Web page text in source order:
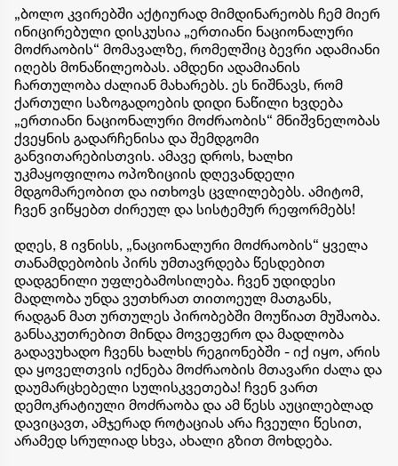
„ბოლო კვირებში აქტიურად მიმდინარეობს ჩემ მიერ
ინიცირებული დისკუსია „ერთიანი ნაციონალური
მოძრაობის“ მომავალზე, რომელშიც ბევრი ადამიანი
იღებს მონაწილეობას. ამდენი ადამიანის
ჩართულობა ძალიან მახარებს. ეს ნიშნავს, რომ
ქართული საზოგადოების დიდი ნაწილი ხვდება
„ერთიანი ნაციონალური მოძრაობის“ მნიშვნელობას
ქვეყნის გადარჩენისა და შემდგომი
განვითარებისთვის. ამავე დროს, ხალხი
უკმაყოფილოა ოპოზიციის დღევანდელი
მდგომარეობით და ითხოვს ცვლილებებს. ამიტომ,
ჩვენ ვიწყებთ ძირეულ და სისტემურ რეფორმებს!
დღეს, 8 ივნისს, „ნაციონალური მოძრაობის“ ყველა
თანამდებობის პირს უმთავრდება წესდებით
დადგენილი უფლებამოსილება. ჩვენ უდიდესი
მადლობა უნდა ვუთხრათ თითოეულ მათგანს,
რადგან მათ ურთულეს პირობებში მოუწიათ მუშაობა.
განსაკუთრებით მინდა მოვეფერო და მადლობა
გადავუხადო ჩვენს ხალხს რეგიონებში - იქ იყო, არის
და ყოველთვის იქნება მოძრაობის მთავარი ძალა და
დაუმარცხებელი სულისკვეთება! ჩვენ ვართ
დემოკრატიული მოძრაობა და ამ წესს აუცილებლად
დავიცავთ, ამჯერად როტაციას არა ჩვეული წესით,
არამედ სრულიად სხვა, ახალი გზით მოხდება.